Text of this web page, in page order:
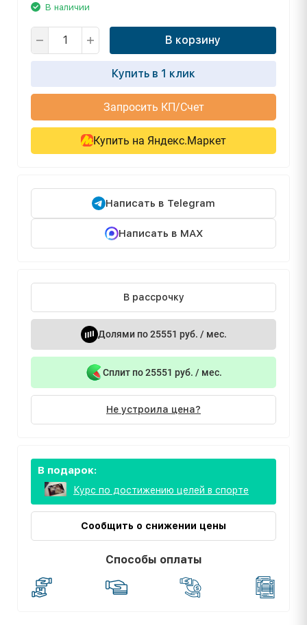
В наличии
В корзину
Купить в 1 клик
Запросить КП/Счет
Купить на Яндекс.Маркет
Написать в Telegram
Написать в MAX
В рассрочку
Долями по 25551 руб. / мес.
Сплит по 25551 руб. / мес.
Не устроила цена?
В подарок:
Курс по достижению целей в спорте
Сообщить о снижении цены
Способы оплаты